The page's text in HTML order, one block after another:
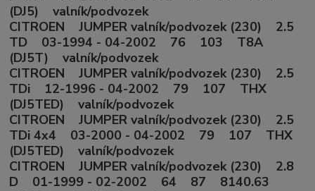
(DJ5) valník/podvozek
CITROEN JUMPER valník/podvozek (230) 2.5
TD 03-1994 - 04-2002 76 103 T8A
(DJ5T) valník/podvozek
CITROEN JUMPER valník/podvozek (230) 2.5
TDi 12-1996 - 04-2002 79 107 THX
(DJ5TED) valník/podvozek
CITROEN JUMPER valník/podvozek (230) 2.5
TDi 4x4 03-2000 - 04-2002 79 107 THX
(DJ5TED) valník/podvozek
CITROEN JUMPER valník/podvozek (230) 2.8
D 01-1999 - 02-2002 64 87 8140.63